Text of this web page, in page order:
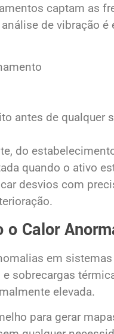
captam as
de vibração é
antes de qualquer
do
quando o ativo
desvios com
Calor
em
sobrecargas
elevada.
para gerar